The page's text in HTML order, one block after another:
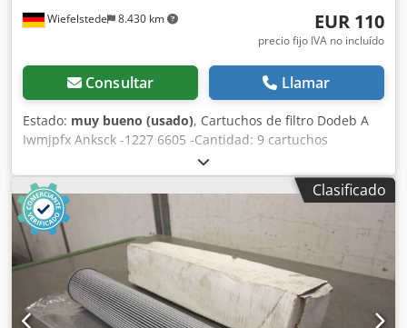
Wiefelstede 8.430 km EUR 110
precio fijo IVA no incluído
Consultar Llamar
Estado: muy bueno (usado), Cartuchos de filtro Dodeb A
Iwmjpfx Anksck -1227 6605 -Cantidad: 9 cartuchos
disponibles -Precio/Venta: en lote -Peso por unidad: 1,5 kg
-Peso total: 13,5 kg
Clasificado